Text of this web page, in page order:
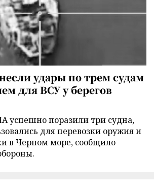
удары по трем судам
для ВСУ у берегов
успешно поразили три судна,
для перевозки оружия и
в Черном море, сообщило